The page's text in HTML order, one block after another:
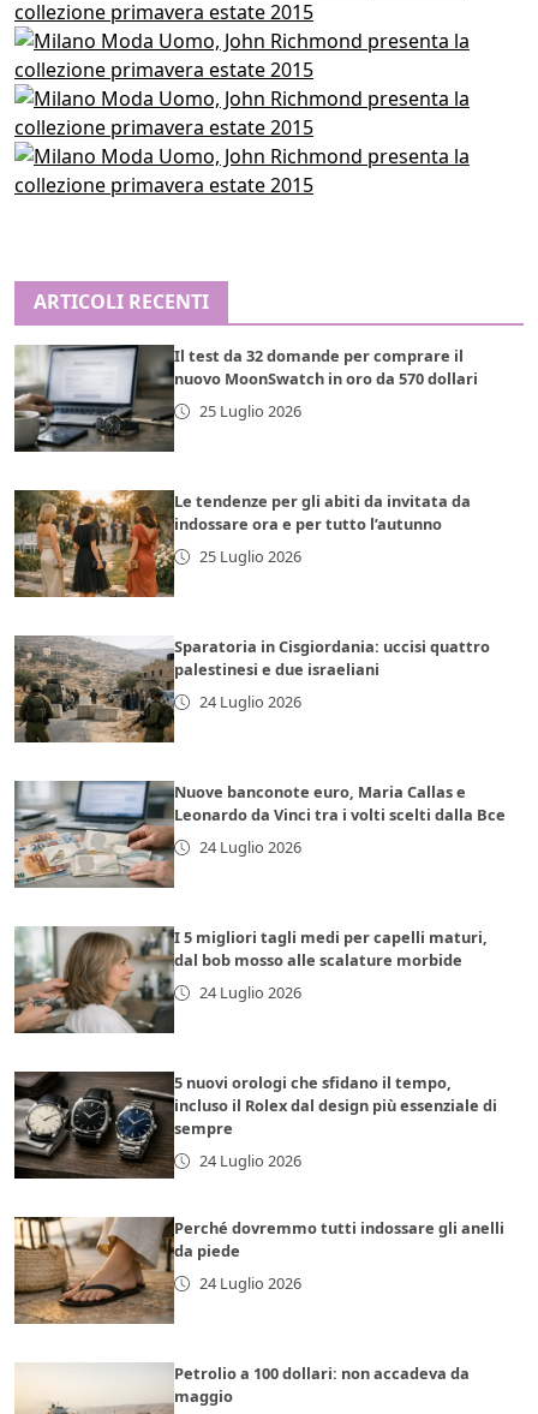
ARTICOLI RECENTI
Il test da 32 domande per comprare il
nuovo MoonSwatch in oro da 570 dollari
25 Luglio 2026
Le tendenze per gli abiti da invitata da
indossare ora e per tutto l’autunno
25 Luglio 2026
Sparatoria in Cisgiordania: uccisi quattro
palestinesi e due israeliani
24 Luglio 2026
Nuove banconote euro, Maria Callas e
Leonardo da Vinci tra i volti scelti dalla Bce
24 Luglio 2026
I 5 migliori tagli medi per capelli maturi,
dal bob mosso alle scalature morbide
24 Luglio 2026
5 nuovi orologi che sfidano il tempo,
incluso il Rolex dal design più essenziale di
sempre
24 Luglio 2026
Perché dovremmo tutti indossare gli anelli
da piede
24 Luglio 2026
Petrolio a 100 dollari: non accadeva da
maggio